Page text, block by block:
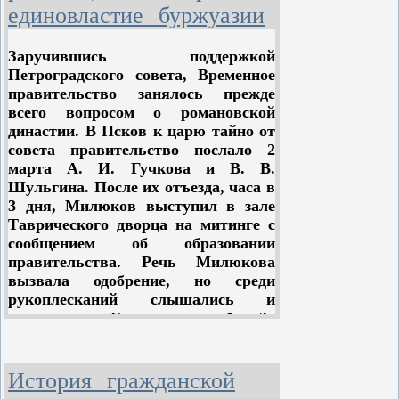
Лашевич защищал предложение
Троцкого об отсрочке восстания до
съезда Советов. Доводы, которые
скрывал Троцкий, откровенно
высказал его сторонник. В этих
доиодах особенно ярко вскрылось,
как близко сошлись позиции
Зиновьева, Каменева и Троцкого.
Одна переходила в другую. Сбитые
с одной платформы, авторы
скрывались за второй.
Петроградский комитет дал резкий
отпор противникам восстания.
мобилизация сил. И самый вывод
Ленина о том, что восстание
назрело, целиком основывался на
анализе соотношения классовых сил
не только в центре, но и по всей
стране.
«Мы в большинстве в
стране...»1
, — писал Ленин в
исторической статье «Кризис
назрел».
Завоевание большевиками
большинства в стране стало
очевидным фактом после
корниловщины.
вооружённом восстании положило
начало новому — третьему периоду
единовластие буржуазии
Заручившись поддержкой
Петроградского совета, Временное
правительство занялось прежде
всего вопросом о романовской
династии. В Псков к царю тайно от
совета правительство послало 2
марта А. И. Гучкова и В. В.
Шульгина. После их отъезда, часа в
3 дня, Милюков выступил в зале
Таврического дворца на митинге с
сообщением об образовании
правительства. Речь Милюкова
вызвала одобрение, но среди
рукоплесканий слышались и
протесты. «Кто вас выбрал?»
«представителем организованной
общественности», из толпы
История гражданской